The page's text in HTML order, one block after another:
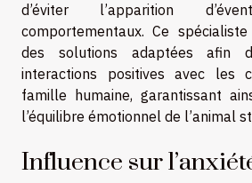
d’éviter l’apparition
comportementaux. Ce
des solutions adaptées afin
interactions positives avec les
famille humaine, garantissant
l’équilibre émotionnel de l’animal
Influence sur